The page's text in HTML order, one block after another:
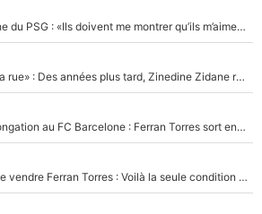
Ferran Torres se rapproche du PSG : «Ils doivent me montrer qu’ils m’aiment», le héros de la finale de la Coupe du monde menace le FC Barcelone avec son transfert !
«J’étais complètement à la rue» : Des années plus tard, Zinedine Zidane raconte le calvaire qu’il a vécu après la Coupe du monde 1998
Transfert au PSG ou prolongation au FC Barcelone : Ferran Torres sort enfin du silence et laisse planer le doute sur son avenir !
Le FC Barcelone refuse de vendre Ferran Torres : Voilà la seule condition qui peut débloquer son transfert au PSG !